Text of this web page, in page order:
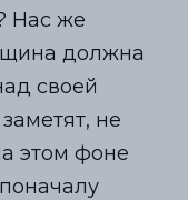
Нас же
должна
своей
не
этом фоне
поначалу